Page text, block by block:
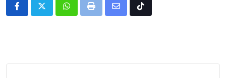
WhatsappPrint
Share
Tiktok